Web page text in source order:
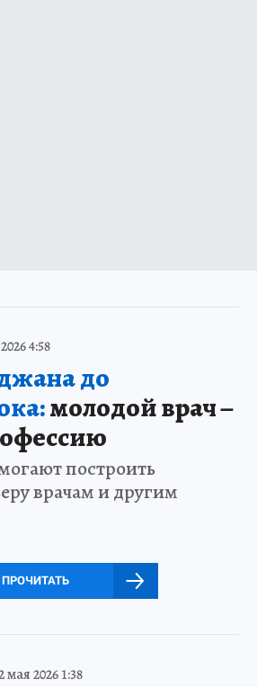
4:58
до
молодой врач –
построить
врачам и другим
ПРОЧИТАТЬ
мая 2026 1:38